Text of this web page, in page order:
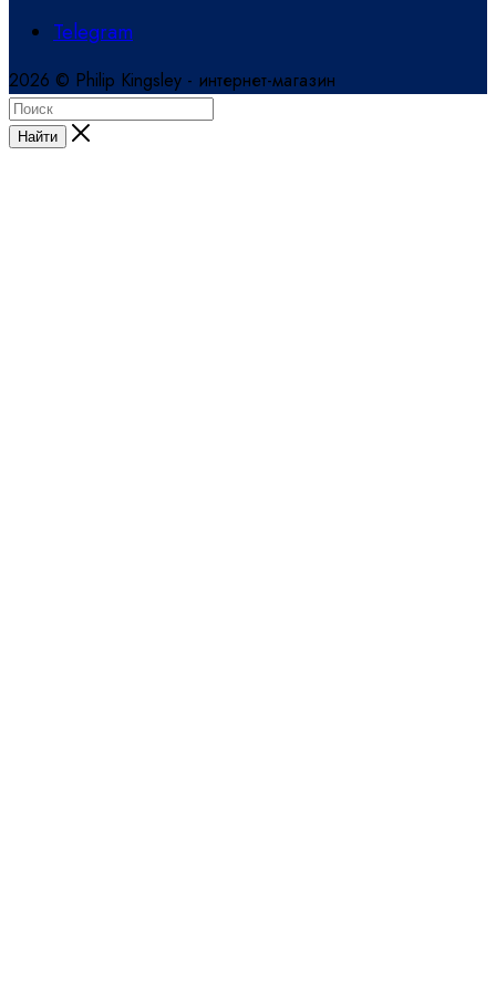
Telegram
2026 © Philip Kingsley - интернет-магазин
Найти